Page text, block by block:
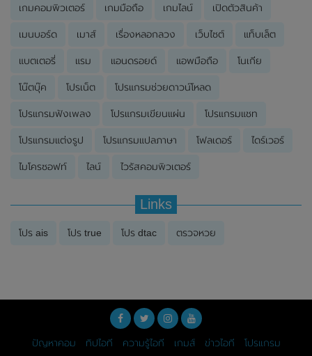
เกมคอมพิวเตอร์ เกมมือถือ เกมไลน์ เปิดตัวสินค้า
เมนบอร์ด เมาส์ เรื่องหลอกลวง เว็บไซต์ แท็บเล็ต
แบตเตอรี่ แรม แอนดรอยด์ แอพมือถือ โนเกีย
โน๊ตบุ๊ค โปรเน็ต โปรแกรมช่วยดาวน์โหลด
โปรแกรมฟังเพลง โปรแกรมเขียนแผ่น โปรแกรมแชท
โปรแกรมแต่งรูป โปรแกรมแปลภาษา โฟลเดอร์ ไดร์เวอร์
ไมโครซอฟท์ ไลน์ ไวรัสคอมพิวเตอร์
Links
โปร ais โปร true โปร dtac ตรวจหวย
ปัญหาคอม ทิปไอที ความรู้ไอที เกมส์ ข่าวไอที โปรแกรม